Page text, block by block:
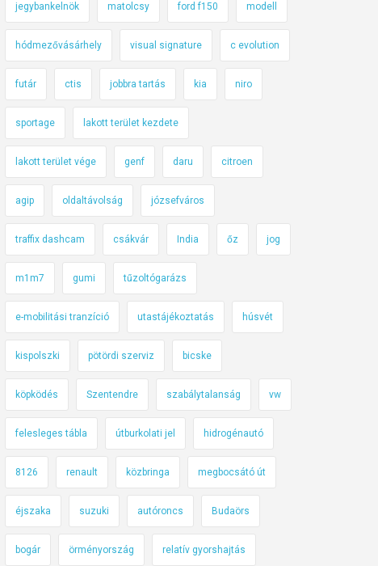
jegybankelnök matolcsy ford f150 modell
hódmezővásárhely visual signature c evolution
futár ctis jobbra tartás kia niro
sportage lakott terület kezdete
lakott terület vége genf daru citroen
agip oldaltávolság józsefváros
traffix dashcam csákvár India őz jog
m1m7 gumi tűzoltógarázs
e-mobilitási tranzíció utastájékoztatás húsvét
kispolszki pötördi szerviz bicske
köpködés Szentendre szabálytalanság vw
felesleges tábla útburkolati jel hidrogénautó
8126 renault közbringa megbocsátó út
éjszaka suzuki autóroncs Budaörs
bogár örményország relatív gyorshajtás